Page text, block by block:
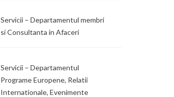
Servicii – Departamentul membri
si Consultanta in Afaceri
Servicii – Departamentul
Programe Europene, Relatii
Internationale, Evenimente